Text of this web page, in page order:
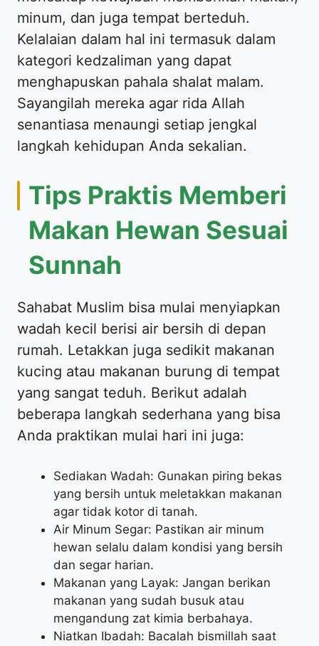
minum, dan juga tempat berteduh.
Kelalaian dalam hal ini termasuk dalam
kategori kedzaliman yang dapat
menghapuskan pahala shalat malam.
Sayangilah mereka agar rida Allah
senantiasa menaungi setiap jengkal
langkah kehidupan Anda sekalian.
Tips Praktis Memberi
Makan Hewan Sesuai
Sunnah
Sahabat Muslim bisa mulai menyiapkan
wadah kecil berisi air bersih di depan
rumah. Letakkan juga sedikit makanan
kucing atau makanan burung di tempat
yang sangat teduh. Berikut adalah
beberapa langkah sederhana yang bisa
Anda praktikan mulai hari ini juga:
Sediakan Wadah: Gunakan piring bekas
yang bersih untuk meletakkan makanan
agar tidak kotor di tanah.
Air Minum Segar: Pastikan air minum
hewan selalu dalam kondisi yang bersih
dan segar harian.
Makanan yang Layak: Jangan berikan
makanan yang sudah busuk atau
mengandung zat kimia berbahaya.
Niatkan Ibadah: Bacalah bismillah saat